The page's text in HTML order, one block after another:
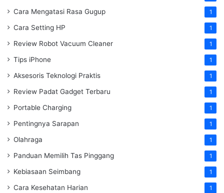
Cara Mengatasi Rasa Gugup 1
Cara Setting HP 1
Review Robot Vacuum Cleaner 1
Tips iPhone 1
Aksesoris Teknologi Praktis 1
Review Padat Gadget Terbaru 1
Portable Charging 1
Pentingnya Sarapan 1
Olahraga 1
Panduan Memilih Tas Pinggang 1
Kebiasaan Seimbang 1
Cara Kesehatan Harian 1